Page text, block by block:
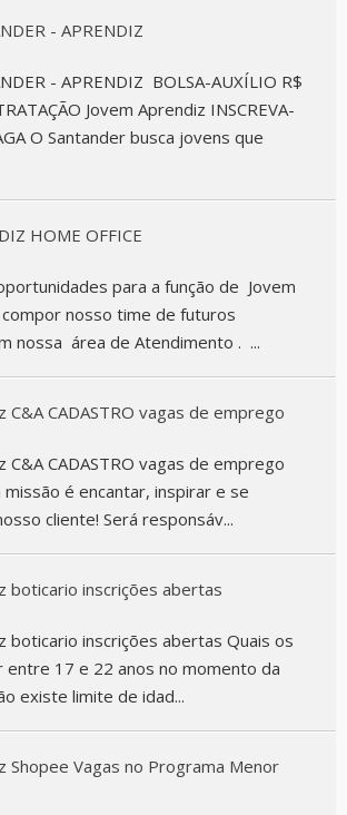
- APRENDIZ
- APRENDIZ BOLSA-AUXÍLIO R$
Jovem Aprendiz INSCREVA-
O Santander busca jovens que
HOME OFFICE
para a função de Jovem
nosso time de futuros
nossa área de Atendimento . ...
C&A CADASTRO vagas de emprego
C&A CADASTRO vagas de emprego
missão é encantar, inspirar e se
cliente! Será responsáv...
boticario inscrições abertas
boticario inscrições abertas Quais os
entre 17 e 22 anos no momento da
existe limite de idad...
Shopee Vagas no Programa Menor